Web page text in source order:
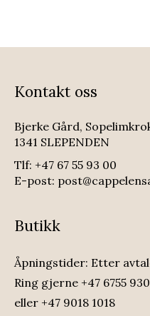
Kontakt oss
Bjerke Gård,
1341 SLEPENDEN
Tlf: +47 67 55 93 00
E-post:
Butikk
Åpningstider: Etter
Ring gjerne +47 6755
eller +47 9018 1018